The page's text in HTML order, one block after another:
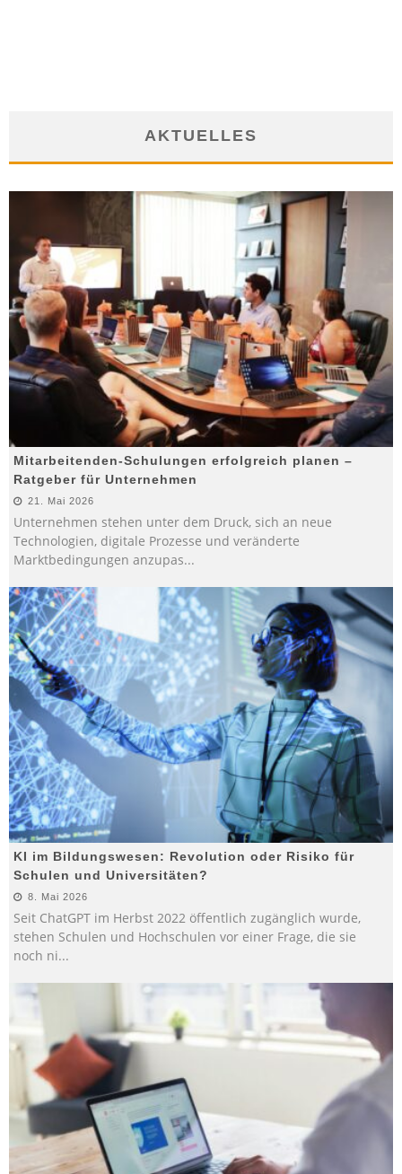
AKTUELLES
Mitarbeitenden-Schulungen erfolgreich planen –
Ratgeber für Unternehmen
21. Mai 2026
Unternehmen stehen unter dem Druck, sich an neue
Technologien, digitale Prozesse und veränderte
Marktbedingungen anzupas...
KI im Bildungswesen: Revolution oder Risiko für
Schulen und Universitäten?
8. Mai 2026
Seit ChatGPT im Herbst 2022 öffentlich zugänglich wurde,
stehen Schulen und Hochschulen vor einer Frage, die sie
noch ni...